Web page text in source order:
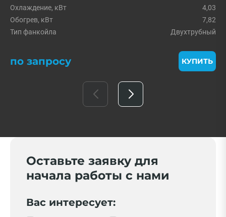
Охлаждение, кВт
4,03
Обогрев, кВт
7,82
Тип фанкойла
Двухтрубный
по запросу КУПИТЬ
Оставьте заявку для
начала работы с нами
Вас интересует: